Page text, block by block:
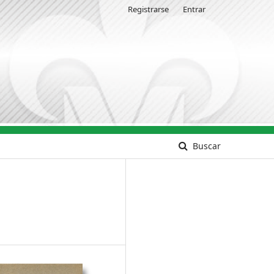
Buscar
Registrarse Entrar